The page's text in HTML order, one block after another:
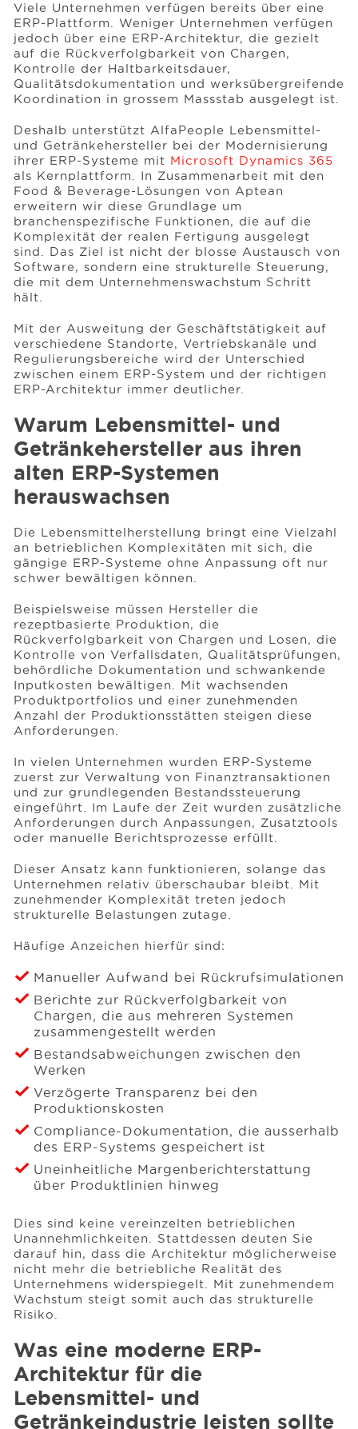
Viele Unternehmen verfügen bereits über eine
ERP-Plattform. Weniger Unternehmen verfügen
jedoch über eine ERP-Architektur, die gezielt
auf die Rückverfolgbarkeit von Chargen,
Kontrolle der Haltbarkeitsdauer,
Qualitätsdokumentation und werksübergreifende
Koordination in grossem Massstab ausgelegt ist.
Deshalb unterstützt AlfaPeople Lebensmittel-
und Getränkehersteller bei der Modernisierung
ihrer ERP-Systeme mit Microsoft Dynamics 365
als Kernplattform. In Zusammenarbeit mit den
Food & Beverage-Lösungen von Aptean
erweitern wir diese Grundlage um
branchenspezifische Funktionen, die auf die
Komplexität der realen Fertigung ausgelegt
sind. Das Ziel ist nicht der blosse Austausch von
Software, sondern eine strukturelle Steuerung,
die mit dem Unternehmenswachstum Schritt
hält.
Mit der Ausweitung der Geschäftstätigkeit auf
verschiedene Standorte, Vertriebskanäle und
Regulierungsbereiche wird der Unterschied
zwischen einem ERP-System und der richtigen
ERP-Architektur immer deutlicher.
Warum Lebensmittel- und
Getränkehersteller aus ihren
alten ERP-Systemen
herauswachsen
Die Lebensmittelherstellung bringt eine Vielzahl
an betrieblichen Komplexitäten mit sich, die
gängige ERP-Systeme ohne Anpassung oft nur
schwer bewältigen können.
Beispielsweise müssen Hersteller die
rezeptbasierte Produktion, die
Rückverfolgbarkeit von Chargen und Losen, die
Kontrolle von Verfallsdaten, Qualitätsprüfungen,
behördliche Dokumentation und schwankende
Inputkosten bewältigen. Mit wachsenden
Produktportfolios und einer zunehmenden
Anzahl der Produktionsstätten steigen diese
Anforderungen.
In vielen Unternehmen wurden ERP-Systeme
zuerst zur Verwaltung von Finanztransaktionen
und zur grundlegenden Bestandssteuerung
eingeführt. Im Laufe der Zeit wurden zusätzliche
Anforderungen durch Anpassungen, Zusatztools
oder manuelle Berichtsprozesse erfüllt.
Dieser Ansatz kann funktionieren, solange das
Unternehmen relativ überschaubar bleibt. Mit
zunehmender Komplexität treten jedoch
strukturelle Belastungen zutage.
Häufige Anzeichen hierfür sind:
Manueller Aufwand bei Rückrufsimulationen
Berichte zur Rückverfolgbarkeit von
Chargen, die aus mehreren Systemen
zusammengestellt werden
Bestandsabweichungen zwischen den
Werken
Verzögerte Transparenz bei den
Produktionskosten
Compliance-Dokumentation, die ausserhalb
des ERP-Systems gespeichert ist
Uneinheitliche Margenberichterstattung
über Produktlinien hinweg
Dies sind keine vereinzelten betrieblichen
Unannehmlichkeiten. Stattdessen deuten Sie
darauf hin, dass die Architektur möglicherweise
nicht mehr die betriebliche Realität des
Unternehmens widerspiegelt. Mit zunehmendem
Wachstum steigt somit auch das strukturelle
Risiko.
Was eine moderne ERP-
Architektur für die
Lebensmittel- und
Getränkeindustrie leisten sollte